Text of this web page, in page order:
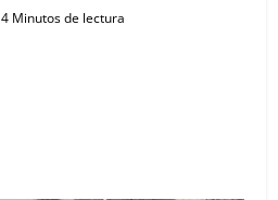
4 Minutos de lectura